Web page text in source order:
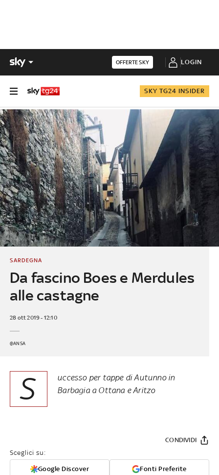
OFFERTE SKY LOGIN
SKY TG24 INSIDER
Da fascino Boes e Merdules
alle castagne
SARDEGNA
28 ott 2019 - 12:10
@ANSA
S
uccesso per tappe di Autunno in
Barbagia a Ottana e Aritzo
Sceglici su:
Google Discover Fonti Preferite
CONDIVIDI